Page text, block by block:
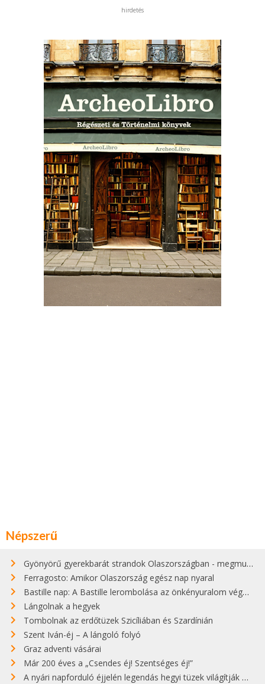
hirdetés
Népszerű
Gyönyörű gyerekbarát strandok Olaszországban - megmutatjuk a 15 legjobbat
Ferragosto: Amikor Olaszország egész nap nyaral
Bastille nap: A Bastille lerombolása az önkényuralom végét jelentette
Lángolnak a hegyek
Tombolnak az erdőtüzek Szicíliában és Szardínián
Szent Iván-éj – A lángoló folyó
Graz adventi vásárai
Már 200 éves a „Csendes éj! Szentséges éj!”
A nyári napforduló éjjelén legendás hegyi tüzek világítják meg Zugspitzét